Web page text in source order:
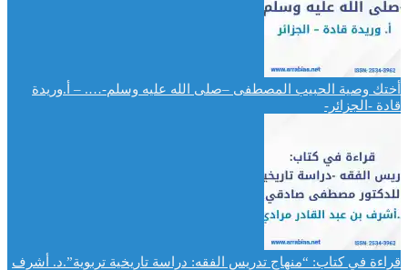
أختك وصية الحبيب المصطفى –صلى الله عليه وسلم-…. – أ.وريدة
قادة -الجزائر-
قراءة في كتاب: “منهاج تدريس الفقه: دراسة تاريخية تربوية”.د. أشرف